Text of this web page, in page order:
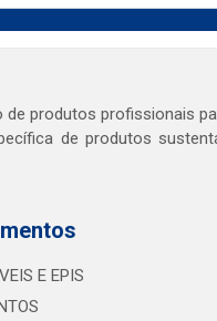
produtos profissionais
de produtos
E EPIS